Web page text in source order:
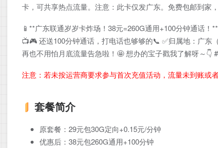
卡，可共享热点流量。注意：此卡仅发广东。免费包邮到家
📱**广东联通岁岁卡炸场！38元=260G通用+100分钟通话！
📺🎮 还送100分钟通话，打电话也够够的📞 ✅归属地：广
再也不用怕月底流量告急啦！🤩 想办的宝子戳我了解呀～👇
注意：若未按运营商要求参与首次充值活动，流量未到账或
套餐简介
原套餐：29元包30G定向+0.15元/分钟
优惠后：38元包260G通用+100分钟